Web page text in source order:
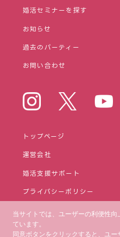
婚活セミナーを探す
お知らせ
過去のパーティー
お問い合わせ
トップページ
運営会社
婚活⽀援サポート
プライバシーポリシー
当サイトでは、ユーザーの利便性
ています。
同意ボタンをクリックすると、ユ